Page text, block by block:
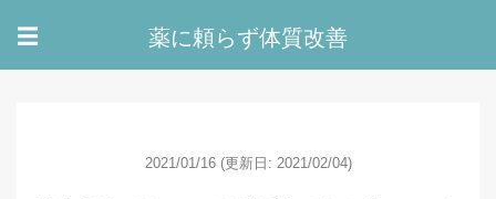
☰ 薬に頼らず体質改善
2021/01/16 (更新日: 2021/02/04)